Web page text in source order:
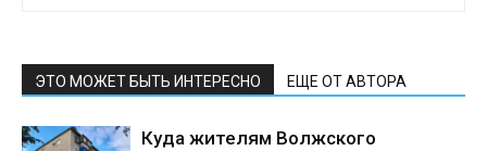
ЭТО МОЖЕТ БЫТЬ ИНТЕРЕСНО ЕЩЕ ОТ АВТОРА
Куда жителям Волжского